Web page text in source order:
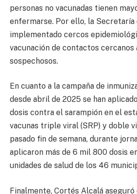
personas no vacunadas tienen
enfermarse. Por ello, la Secretaría
implementado cercos
vacunación de contactos cercanos
sospechosos.
En cuanto a la campaña de
desde abril de 2025 se han
dosis contra el sarampión en el
vacunas triple viral (SRP) y doble
pasado fin de semana, durante
aplicaron más de 6 mil 800 dosis
unidades de salud de los 46
Finalmente, Cortés Alcalá aseguró